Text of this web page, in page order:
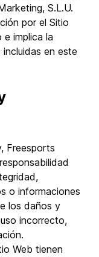
S.L.U.
por el Sitio
e implica la
en este
Freesports
o informaciones
los daños y
incorrecto,
Web tienen